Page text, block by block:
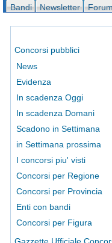
Bandi Newsletter
Concorsi pubblici
News
Evidenza
In scadenza Oggi
In scadenza Domani
Scadono in Settimana
in Settimana prossima
I concorsi piu' visti
Concorsi per Regione
Concorsi per Provincia
Enti con bandi
Concorsi per Figura